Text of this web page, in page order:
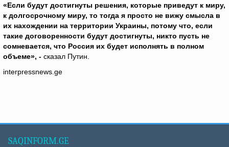
«Если будут достигнуты решения, которые приведут к миру,
к долгосрочному миру, то тогда я просто не вижу смысла в
их нахождении на территории Украины, потому что, если
такие договоренности будут достигнуты, никто пусть не
сомневается, что Россия их будет исполнять в полном
объеме», - сказал Путин.
interpressnews.ge
SAQINFORM.GE